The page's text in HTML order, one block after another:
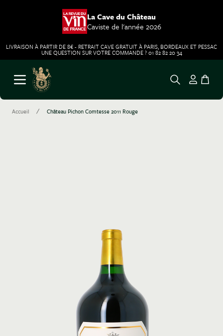
La Cave du Château
Caviste de l'année 2026
LIVRAISON À PARTIR DE 8€ - RETRAIT CAVE GRATUIT À PARIS, BORDEAUX ET PESSAC
UNE QUESTION SUR VOTRE COMMANDE ? 01 82 82 20 34
Aller au contenu
Ouvrir le menu
Accueil / Château Pichon Comtesse 2011 Rouge